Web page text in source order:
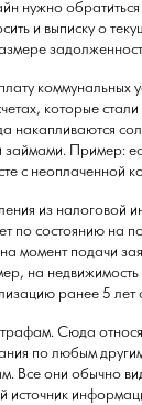
нужно
и выписку о
коммунальных
которые
накапливаются
Пример:
с неоплаченной
из налоговой
по состоянию на
момент подачи
на
ранее 5 лет
Сюда
по любым
Все они обычно
источник